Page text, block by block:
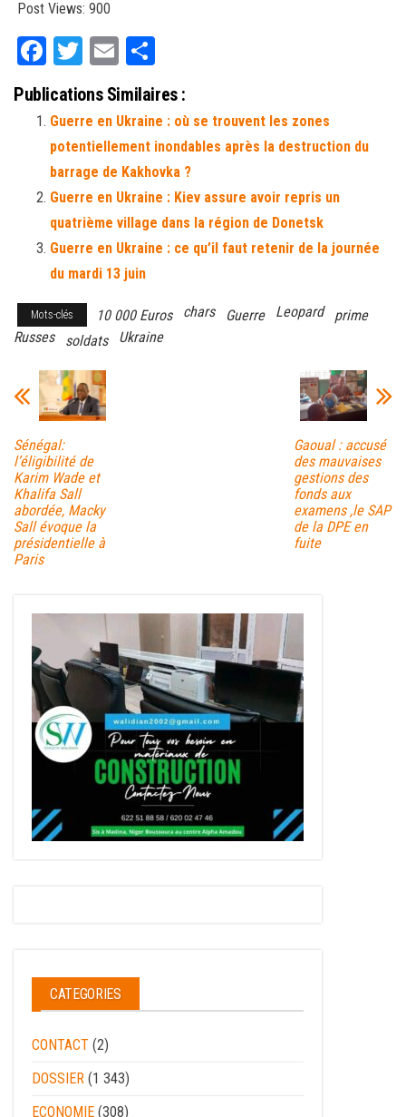
Post Views: 900
Fa
ce
bo
ok
T
tt
er
E
m
ail ag
er
Publications Similaires :
Guerre en Ukraine : où se trouvent les zones
potentiellement inondables après la destruction du
barrage de Kakhovka ?
Guerre en Ukraine : Kiev assure avoir repris un
quatrième village dans la région de Donetsk
Guerre en Ukraine : ce qu’il faut retenir de la journée
du mardi 13 juin
Mots-clés 10 000 Euros chars Guerre Leopard
prime
Russes
soldats Ukraine
Sénégal:
l’éligibilité de
Karim Wade et
Khalifa Sall
abordée, Macky
Sall évoque la
présidentielle à
Paris
Gaoual : accusé
des mauvaises
gestions des
fonds aux
examens ,le SAP
de la DPE en
fuite
CATEGORIES
CONTACT (2)
DOSSIER (1 343)
ECONOMIE (308)